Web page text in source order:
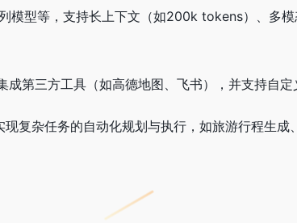
模型等，支持长上下文（如200k tokens）、多
第三方工具（如高德地图、飞书），并支持自定
复杂任务的自动化规划与执行，如旅游行程生成